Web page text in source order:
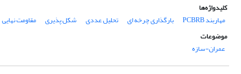
کلیدواژه‌ها
مهاربند PCBRB
بارگذاری چرخه ای تحلیل عددی شکل پذیری
مقاومت نهایی
موضوعات
عمران-سازه